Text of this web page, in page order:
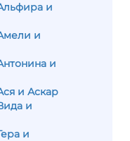
и
и
и
и Аскар
и
и